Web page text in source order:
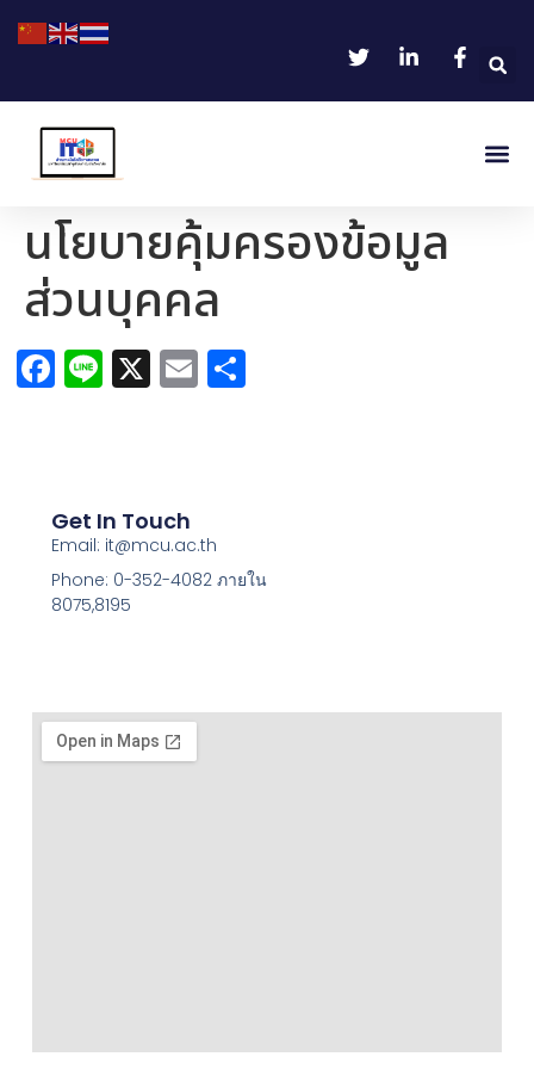
นโยบายคุ้มครองข้อมูล
ส่วนบุคคล
Facebook
Line
X Email
Get In Touch
Email: it@mcu.ac.th
Phone: 0-352-4082 ภายใน
8075,8195